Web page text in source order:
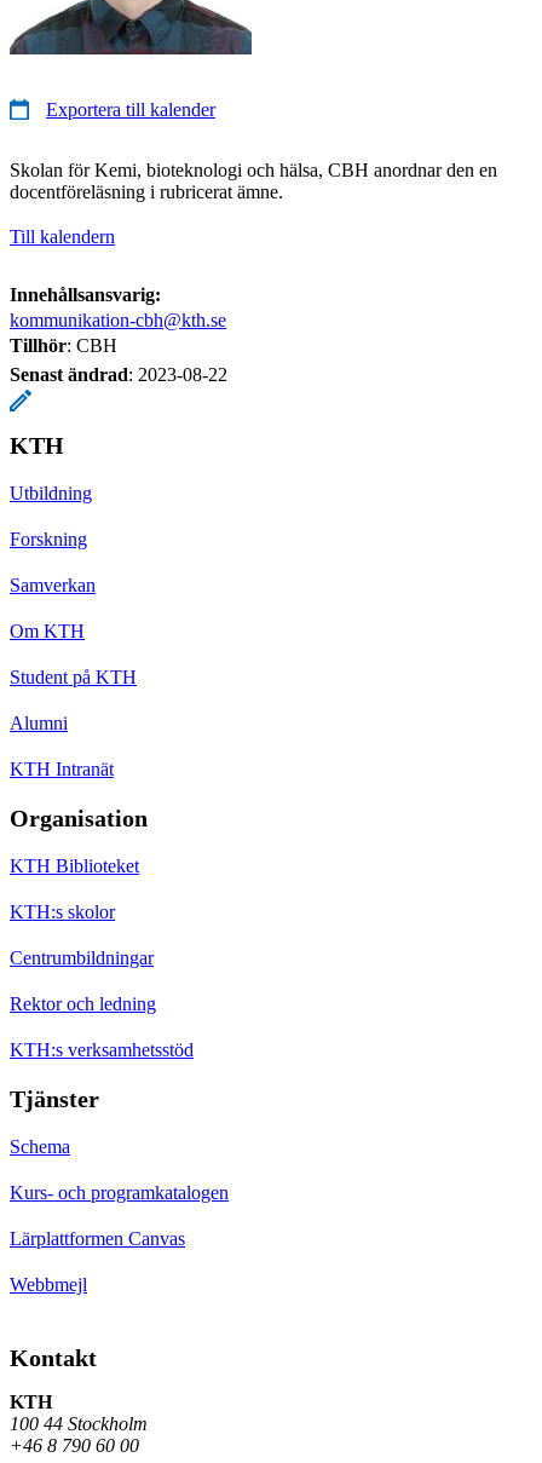
Exportera till kalender
Skolan för Kemi, bioteknologi och hälsa, CBH anordnar den en
docentföreläsning i rubricerat ämne.
Till kalendern
Innehållsansvarig:
kommunikation-cbh@kth.se
Tillhör: CBH
Senast ändrad: 2023-08-22
KTH
Utbildning
Forskning
Samverkan
Om KTH
Student på KTH
Alumni
KTH Intranät
Organisation
KTH Biblioteket
KTH:s skolor
Centrumbildningar
Rektor och ledning
KTH:s verksamhetsstöd
Tjänster
Schema
Kurs- och programkatalogen
Lärplattformen Canvas
Webbmejl
Kontakt
KTH
100 44 Stockholm
+46 8 790 60 00